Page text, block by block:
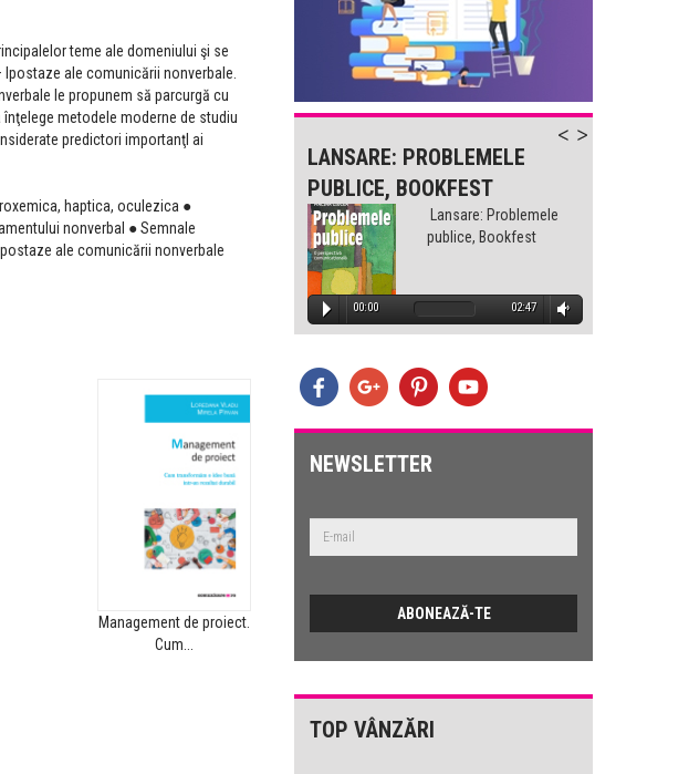
teme ale domeniului şi se
ale comunicării nonverbale.
le propunem să parcurgă cu
metodele moderne de studiu
predictori importanţI ai
haptica, oculezica ●
nonverbal ● Semnale
ale comunicării nonverbale
Management de proiect.
Cum...
Patterns of
PUBLICE -
Lansare: Problemele
publice, Bookfest
LANSARE: PROBLEMELE
PUBLICE, BOOKFEST
Lansare: Problemele
publice, Bookfest
00:00 02:47
Lansare: Problemele
publice, Bookfest
02:47
NEWSLETTER
TOP VÂNZĂRI